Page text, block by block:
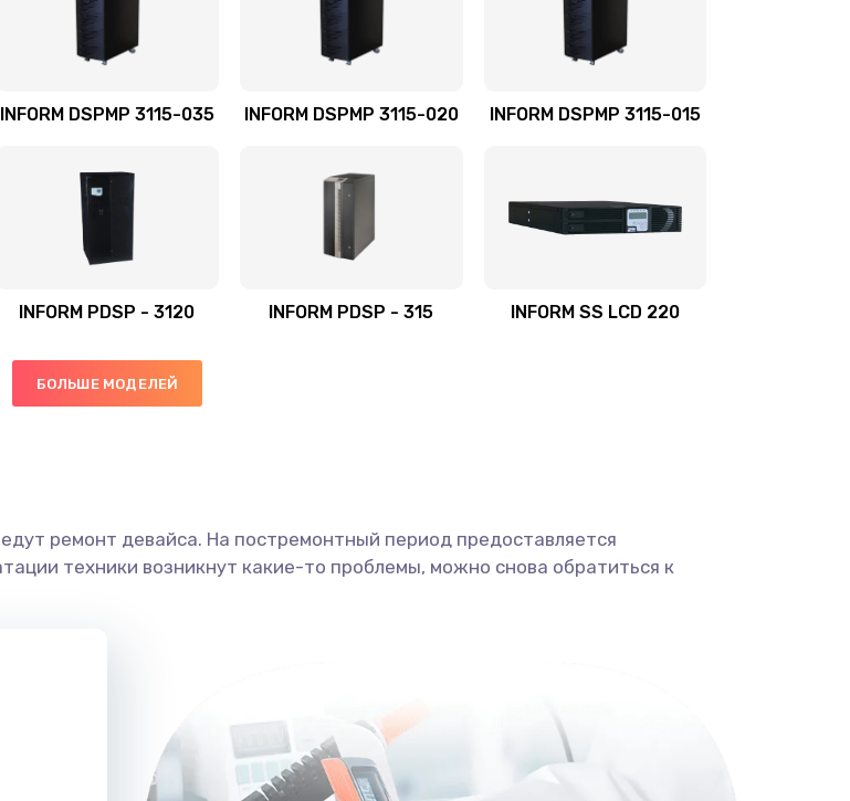
INFORM DSPMP 3115-035 INFORM DSPMP 3115-020 INFORM DSPMP 3115-015
INFORM PDSP - 3120 INFORM PDSP - 315 INFORM SS LCD 220
БОЛЬШЕ МОДЕЛЕЙ
ремонт девайса. На постремонтный период предоставляется
техники возникнут какие-то проблемы, можно снова обратиться к